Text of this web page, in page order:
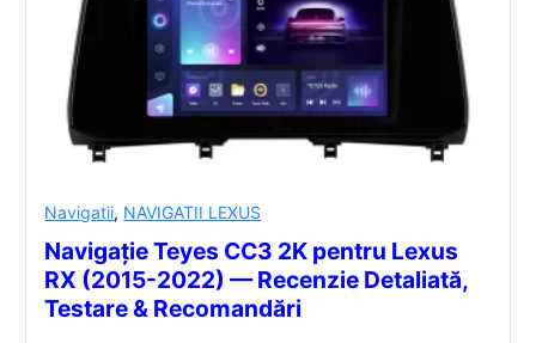
Navigatii, NAVIGATII LEXUS
Navigație Teyes CC3 2K pentru Lexus
RX (2015-2022) — Recenzie Detaliată,
Testare & Recomandări